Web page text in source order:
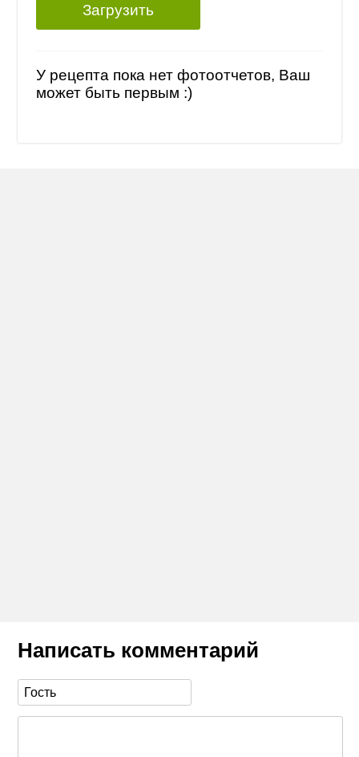
Загрузить
У рецепта пока нет фотоотчетов, Ваш
может быть первым :)
Написать комментарий